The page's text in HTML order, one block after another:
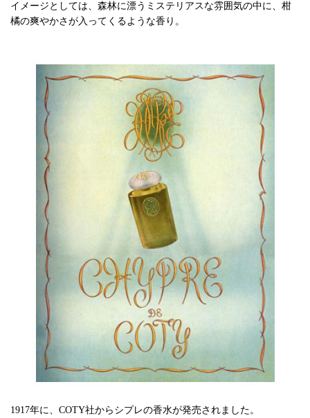
イメージとしては、森林に漂うミステリアスな雰囲気の中に、柑
橘の爽やかさが入ってくるような香り。
1917年に、COTY社からシプレの香水が発売されました。